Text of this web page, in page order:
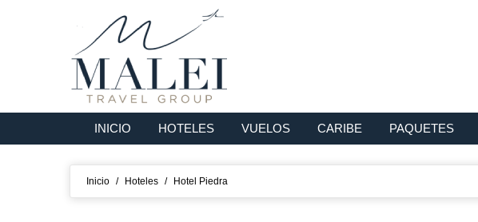
INICIO HOTELES VUELOS CARIBE PAQUETES
Inicio / Hoteles / Hotel Piedra